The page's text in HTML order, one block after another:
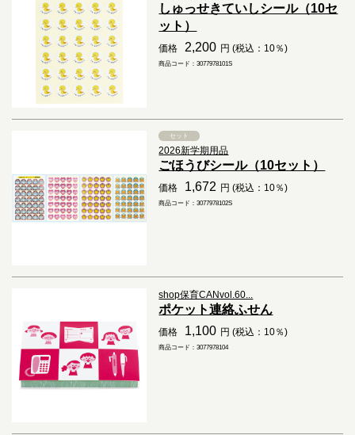
しゅっせきていしシール（10セ
ット）
価格 2,200 円 (税込：10％)
商品コード：3077978101S
セット
2026新学期用品
ごほうびシール（10セット）
価格 1,672 円 (税込：10％)
商品コード：3077978102S
shop保育CANvol.60...
ポケット連絡ふせん
価格 1,100 円 (税込：10％)
商品コード：3077978104